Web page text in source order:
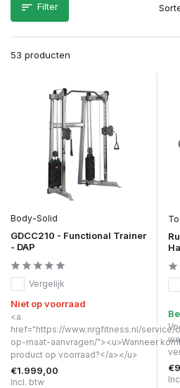
Filter
53 producten
Body-Solid
GDCC210 - Functional Trainer
- DAP
Vergelijk
Niet op voorraad
<a
href="https://www.nrgfitness.nl/
op-maat-aanvragen/"><u>Wanneer
product op voorraad?</a></u>
€1.999,00
Incl. btw